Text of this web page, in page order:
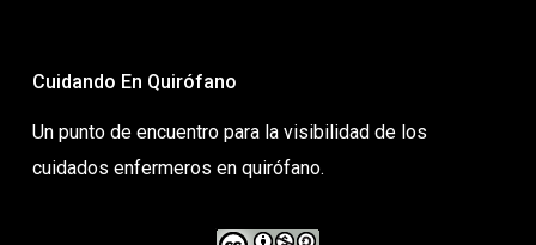
Cuidando En Quirófano
Un punto de encuentro para la visibilidad de los
cuidados enfermeros en quirófano.